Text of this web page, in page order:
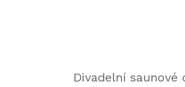
Divadelní